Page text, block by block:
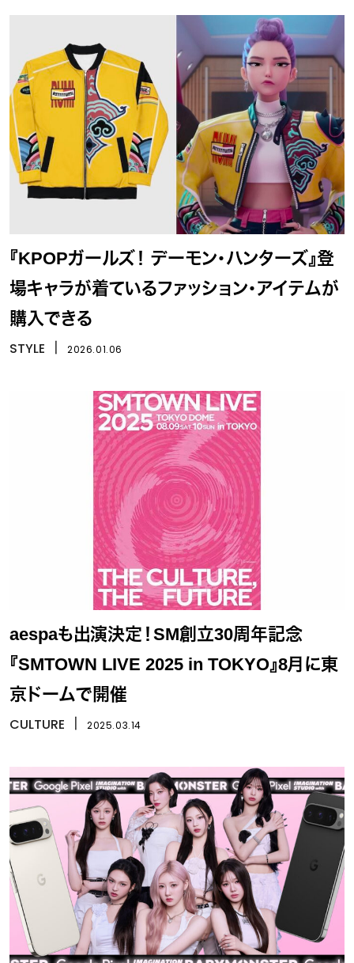
『KPOPガールズ！ デーモン・ハンターズ』登
場キャラが着ているファッション・アイテムが
購入できる
STYLE 2026.01.06
aespaも出演決定！SM創立30周年記念
『SMTOWN LIVE 2025 in TOKYO』8月に東
京ドームで開催
CULTURE 2025.03.14